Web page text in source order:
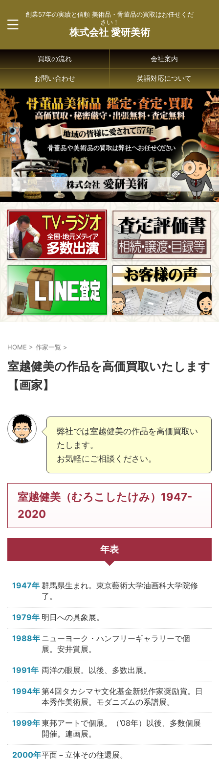
創業57年の実績と信頼 美術品・骨董品の買取はお任せくだ
さい！
株式会社 愛研美術
買取の流れ 会社案内
お問い合わせ 英語対応について
HOME > 作家一覧 >
室越健美の作品を高価買取いたします
【画家】
弊社では室越健美の作品を高価買取い
たします。
お気軽にご相談ください。
室越健美（むろこしたけみ）1947-
2020
年表
1947年 群馬県生まれ。東京藝術大学油画科大学院修
了。
1979年 明日への具象展。
1988年 ニューヨーク・ハンフリーギャラリーで個
展。安井賞展。
1991年 両洋の眼展。以後、多数出展。
1994年第4回タカシマヤ文化基金新鋭作家奨励賞。日
本秀作美術展。モダニズムの系譜展。
1999年東邦アートで個展。（’08年）以後、多数個展
開催。連画展。
2000年平面－立体その往還展。